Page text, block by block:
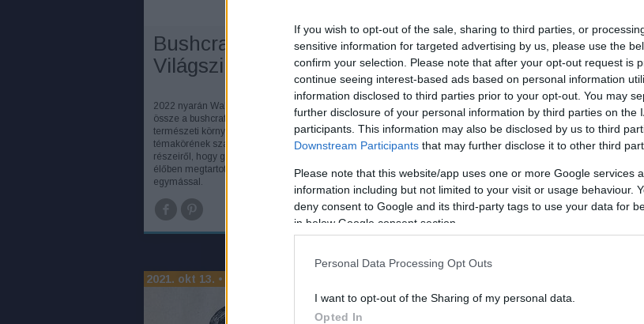
If you wish to opt-out of the sale, sharing to third parties, or
sensitive information for targeted advertising by us, please use the
confirm your selection. Please note that after your opt-out request is
continue seeing interest-based ads based on personal information
information disclosed to third parties prior to your opt-out. You may
further disclosure of your personal information by third parties on the
participants. This information may also be disclosed by us to third
Downstream Participants that may further disclose it to other third
Please note that this website/app uses one or more Google services
information including but not limited to your visit or usage behaviour.
deny consent to Google and its third-party tags to use your data for
in below Google consent section.
Personal Data Processing Opt Outs
I want to opt-out of the Sharing of my personal data.
Opted In
John Wiseman: SAS
Túlélési kézikönyv –
könyvkritika
Az SAS túlélési kézikönyv a világ legismertebb,
legolvasottabb túlélőkönyve, amely már magyarul is
túlélőkönyv, legelső megjelenése óta egyfajta
Bushcraft
Világszimpózium 2022
2022 nyarán Walesban, a Bala-tó partján gyűltek
össze a bushcraft, túlélés, primitív készségek,
természeti környezetben való boldogulás
témakörének szakértői és oktatói a világ különböző
részeiről, hogy gondolataikat, tapasztalataikat egy
élőben megtartott szakmai fórumon osszák meg
egymással.
TOVÁBB
2021. okt 13. •